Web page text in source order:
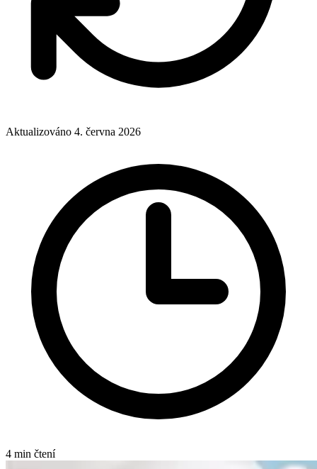
Aktualizováno 4. června 2026
4 min čtení